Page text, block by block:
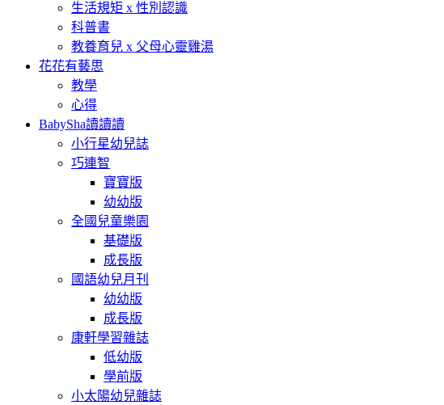
生活規矩 x 性別認識
科普書
教養育兒 x 父母心靈雞湯
花花有藝思
教學
心得
BabySha讀讀讀
小行星幼兒誌
巧連智
寶寶版
幼幼版
全國兒童樂園
基礎版
成長版
國語幼兒月刊
幼幼版
成長版
康軒學習雜誌
低幼版
學前版
小太陽幼兒雜誌